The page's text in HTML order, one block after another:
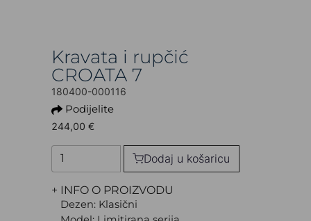
Kravata i rupčić
CROATA 7
180400-000116
Podijelite
244,00 €
Dodaj u košaricu
+ INFO O PROIZVODU
Dezen: Klasični